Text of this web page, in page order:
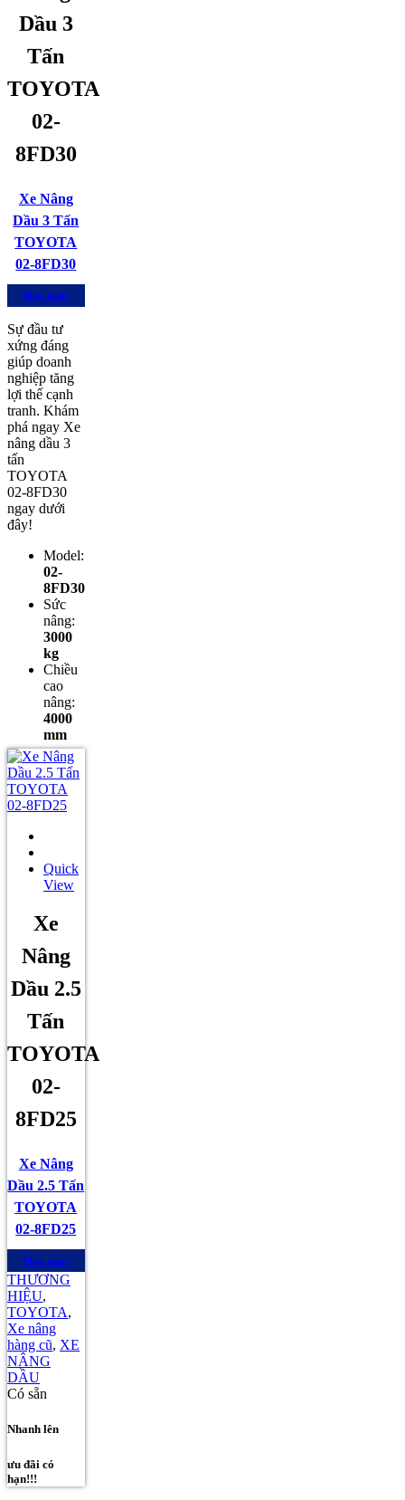
Dầu 3
Tấn
TOYOTA
02-
8FD30
Xe Nâng
Dầu 3 Tấn
TOYOTA
02-8FD30
Mua ngay
Sự đầu tư
xứng đáng
giúp doanh
nghiệp tăng
lợi thế cạnh
tranh. Khám
phá ngay Xe
nâng dầu 3
tấn
TOYOTA
02-8FD30
ngay dưới
đây!
Model:
02-
8FD30
Sức
nâng:
3000
kg
Chiều
cao
nâng:
4000
mm
Quick
View
Xe
Nâng
Dầu 2.5
Tấn
TOYOTA
02-
8FD25
Xe Nâng
Dầu 2.5 Tấn
TOYOTA
02-8FD25
Mua ngay
THƯƠNG
HIỆU,
TOYOTA,
Xe nâng
hàng cũ, XE
NÂNG
DẦU
Có sẵn
Nhanh lên
ưu đãi có
hạn!!!